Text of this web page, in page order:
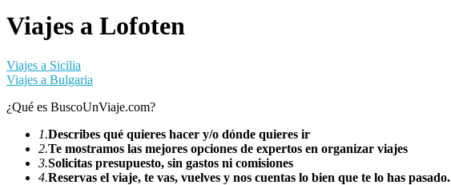
Viajes a Lofoten
Viajes a Sicilia
Viajes a Bulgaria
¿Qué es BuscoUnViaje.com?
1.Describes qué quieres hacer y/o dónde quieres ir
2.Te mostramos las mejores opciones de expertos en organizar viajes
3.Solicitas presupuesto, sin gastos ni comisiones
4.Reservas el viaje, te vas, vuelves y nos cuentas lo bien que te lo has pasado.